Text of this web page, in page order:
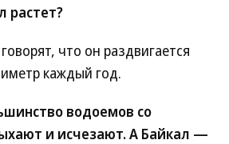
растет?
что он раздвигается
каждый год.
водоемов со
и исчезают. А Байкал —